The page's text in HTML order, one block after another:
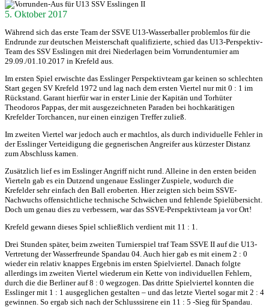
5. Oktober 2017
Während sich das erste Team der SSVE U13-Wasserballer problemlos für die
Endrunde zur deutschen Meisterschaft qualifizierte, schied das U13-Perspektiv-
Team des SSV Esslingen mit drei Niederlagen beim Vorrundenturnier am
29.09./01.10.2017 in Krefeld aus.
Im ersten Spiel erwischte das Esslinger Perspektivteam gar keinen so schlechten
Start gegen SV Krefeld 1972 und lag nach dem ersten Viertel nur mit 0 : 1 im
Rückstand. Garant hierfür war in erster Linie der Kapitän und Torhüter
Theodoros Pappas, der mit ausgezeichneten Paraden bei hochkarätigen
Krefelder Torchancen, nur einen einzigen Treffer zuließ.
Im zweiten Viertel war jedoch auch er machtlos, als durch individuelle Fehler in
der Esslinger Verteidigung die gegnerischen Angreifer aus kürzester Distanz
zum Abschluss kamen.
Zusätzlich lief es im Esslinger Angriff nicht rund. Alleine in den ersten beiden
Vierteln gab es ein Dutzend ungenaue Esslinger Zuspiele, wodurch die
Krefelder sehr einfach den Ball eroberten. Hier zeigten sich beim SSVE-
Nachwuchs offensichtliche technische Schwächen und fehlende Spielübersicht.
Doch um genau dies zu verbessern, war das SSVE-Perspektivteam ja vor Ort!
Krefeld gewann dieses Spiel schließlich verdient mit 11 : 1.
Drei Stunden später, beim zweiten Turnierspiel traf Team SSVE II auf die U13-
Vertretung der Wasserfreunde Spandau 04. Auch hier gab es mit einem 2 : 0
wieder ein relativ knappes Ergebnis im ersten Spielviertel. Danach folgte
allerdings im zweiten Viertel wiederum ein Kette von individuellen Fehlern,
durch die die Berliner auf 8 : 0 wegzogen. Das dritte Spielviertel konnten die
Esslinger mit 1 : 1 ausgeglichen gestalten – und das letzte Viertel sogar mit 2 : 4
gewinnen. So ergab sich nach der Schlusssirene ein 11 : 5 -Sieg für Spandau.